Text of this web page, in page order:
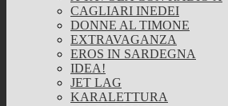
CAGLIARI INEDEI
DONNE AL TIMONE
EXTRAVAGANZA
EROS IN SARDEGNA
IDEA!
JET LAG
KARALETTURA